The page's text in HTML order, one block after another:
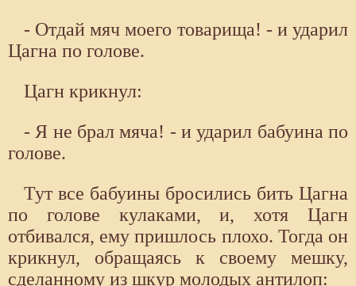
- Отдай мяч моего товарища! - и ударил
Цагна по голове.
Цагн крикнул:
- Я не брал мяча! - и ударил бабуина по
голове.
Тут все бабуины бросились бить Цагна
по голове кулаками, и, хотя Цагн
отбивался, ему пришлось плохо. Тогда он
крикнул, обращаясь к своему мешку,
сделанному из шкур молодых антилоп: